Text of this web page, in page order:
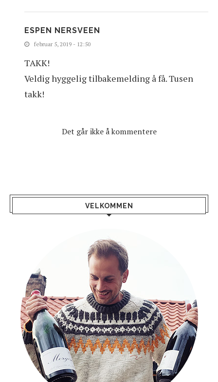
ESPEN NERSVEEN
februar 5, 2019 - 12:50
TAKK!
Veldig hyggelig tilbakemelding å få. Tusen
takk!
Det går ikke å kommentere
VELKOMMEN